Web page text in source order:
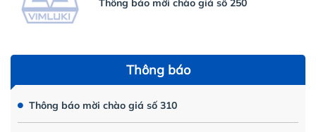
Thông báo mời chào giá số 250
Thông báo
Thông báo mời chào giá số 310